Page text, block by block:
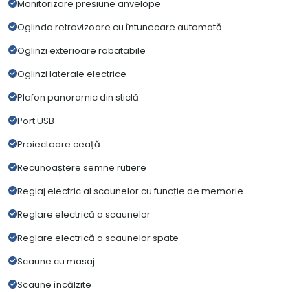
Monitorizare presiune anvelope
Oglinda retrovizoare cu întunecare automată
Oglinzi exterioare rabatabile
Oglinzi laterale electrice
Plafon panoramic din sticlă
Port USB
Proiectoare ceață
Recunoaștere semne rutiere
Reglaj electric al scaunelor cu funcție de memorie
Reglare electrică a scaunelor
Reglare electrică a scaunelor spate
Scaune cu masaj
Scaune încălzite